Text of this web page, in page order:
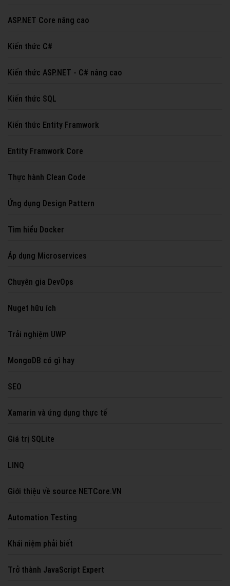
ASP.NET Core nâng cao
Kiến thức C#
Kiến thức ASP.NET - C# nâng cao
Kiến thức SQL
Kiến thức Entity Framwork
Entity Framwork Core
Thực hành Clean Code
Ứng dụng Design Pattern
Tìm hiểu Docker
Áp dụng Microservices
Chuyên gia DevOps
Nuget hữu ích
Trải nghiệm UWP
MongoDB có gì hay
SEO
Xamarin và ứng dụng thực tế
Giá trị SQLite
LINQ
Giới thiệu về source NETCore.VN
Automation Testing
Khái niệm phải biết
Trở thành JavaScript Expert